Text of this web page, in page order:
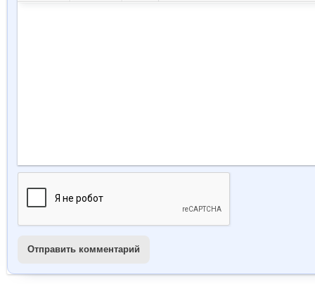
Отправить комментарий